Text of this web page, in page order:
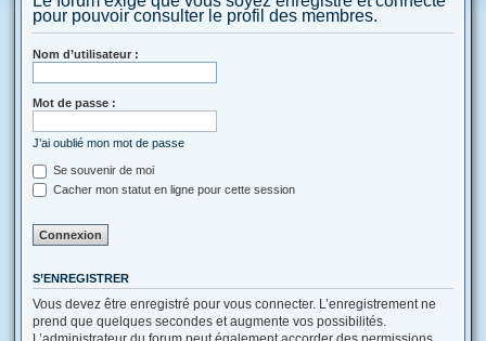
pour pouvoir consulter le profil des membres.
Nom d’utilisateur :
Mot de passe :
J’ai oublié mon mot de passe
Se souvenir de moi
Cacher mon statut en ligne pour cette session
S’ENREGISTRER
Vous devez être enregistré pour vous connecter. L’enregistrement ne
prend que quelques secondes et augmente vos possibilités.